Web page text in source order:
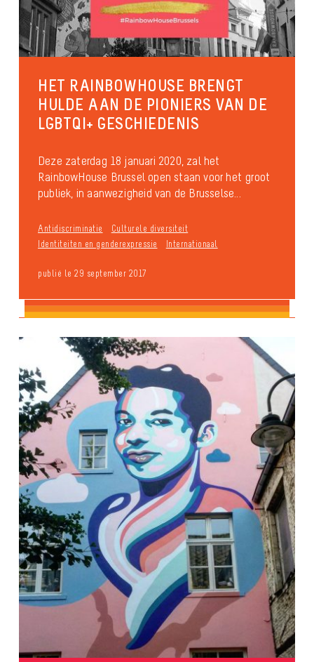
HET RAINBOWHOUSE BRENGT
HULDE AAN DE PIONIERS VAN DE
LGBTQI+ GESCHIEDENIS
Deze zaterdag 18 januari 2020, zal het
RainbowHouse Brussel open staan voor het groot
publiek, in aanwezigheid van de Brusselse...
Antidiscriminatie
Culturele diversiteit
Identiteiten en genderexpressie
Internationaal
publié le 29 september 2017